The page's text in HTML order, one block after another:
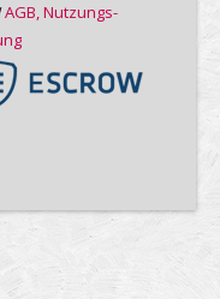
AGB, Nutzungs­